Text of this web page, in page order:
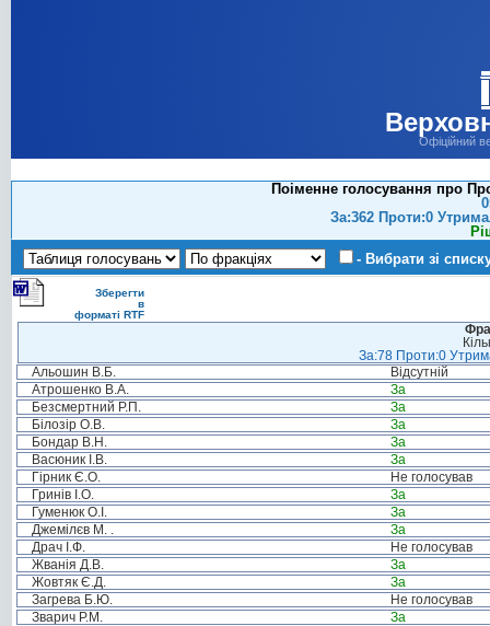
Офіційний
Поіменне голосування про
За:362 Проти:0
- Вибрати зі
Зберегти
в
форматі RTF
За:78 Проти:0
Альошин В.Б.
Відсутній
Атрошенко В.А.
За
Безсмертний Р.П.
За
Білозір О.В.
За
Бондар В.Н.
За
Васюник І.В.
За
Гірник Є.О.
Не голосував
Гринів І.О.
За
Гуменюк О.І.
За
Джемілєв М. .
За
Драч І.Ф.
Не голосував
Жванія Д.В.
За
Жовтяк Є.Д.
За
Загрева Б.Ю.
Не голосував
Зварич Р.М.
За